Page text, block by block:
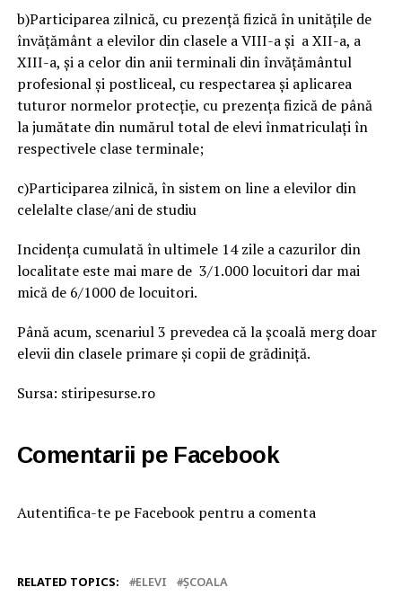
b)Participarea zilnică, cu prezență fizică în unitățile de
învățământ a elevilor din clasele a VIII-a şi a XII-a, a
XIII-a, și a celor din anii terminali din învățământul
profesional și postliceal, cu respectarea şi aplicarea
tuturor normelor protecţie, cu prezența fizică de până
la jumătate din numărul total de elevi înmatriculați în
respectivele clase terminale;
c)Participarea zilnică, în sistem on line a elevilor din
celelalte clase/ani de studiu
Incidența cumulată în ultimele 14 zile a cazurilor din
localitate este mai mare de 3/1.000 locuitori dar mai
mică de 6/1000 de locuitori.
Până acum, scenariul 3 prevedea că la școală merg doar
elevii din clasele primare și copii de grădiniță.
Sursa: stiripesurse.ro
Comentarii pe Facebook
Autentifica-te pe Facebook pentru a comenta
RELATED TOPICS: ELEVI ŞCOALA